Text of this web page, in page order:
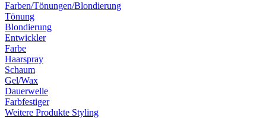
Farben/Tönungen/Blondierung
Tönung
Blondierung
Entwickler
Farbe
Haarspray
Schaum
Gel/Wax
Dauerwelle
Farbfestiger
Weitere Produkte Styling